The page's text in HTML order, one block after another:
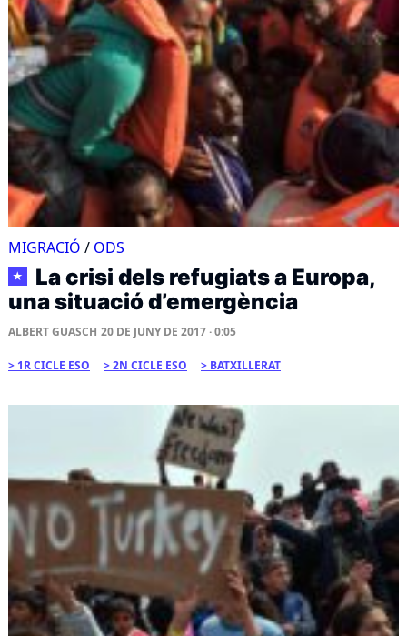
MIGRACIÓ / ODS
★
La crisi dels refugiats a Europa,
una situació d’emergència
ALBERT GUASCH 20 DE JUNY DE 2017 · 0:05
1R CICLE ESO 2N CICLE ESO BATXILLERAT